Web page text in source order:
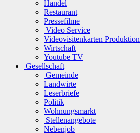
Handel
Restaurant
Pressefilme
Video Service
Videovisitenkarten Produktion
Wirtschaft
Youtube TV
Gesellschaft
Gemeinde
Landwirte
Leserbriefe
Politik
Wohnungsmarkt
Stellenangebote
Nebenjob